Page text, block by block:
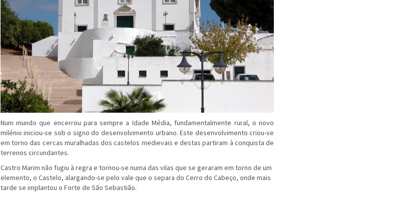
Num mundo que encerrou para sempre a Idade Média, fundamentalmente rural, o novo
milénio iniciou-se sob o signo do desenvolvimento urbano. Este desenvolvimento criou-se
em torno das cercas muralhadas dos castelos medievais e destas partiram à conquista de
terrenos circundantes.
Castro Marim não fugiu à regra e tornou-se numa das vilas que se geraram em torno de um
elemento, o Castelo, alargando-se pelo vale que o separa do Cerro do Cabeço, o­nde mais
tarde se implantou o Forte de São Sebastião.